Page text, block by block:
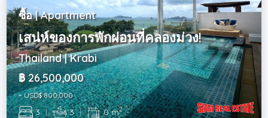
ซื้อ | Apartment
เสน่ห์ของการพักผ่อนที่คลองม่วง!
Thailand | Krabi
฿ 26,500,000
~ USD$ 800,000
3 | 3 | 0 m2